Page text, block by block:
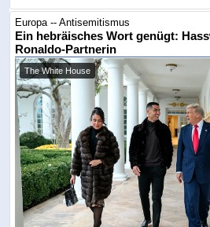
Europa -- Antisemitismus
Ein hebräisches Wort genügt:
Ronaldo-Partnerin
The White House